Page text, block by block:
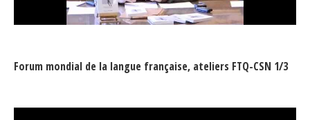
Forum mondial de la langue française, ateliers FTQ-CSN 1/3